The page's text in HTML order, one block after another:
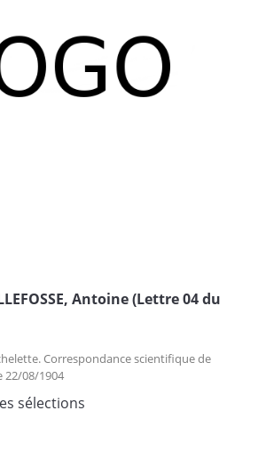
Antoine (Lettre 04 du
Correspondance scientifique de
22/08/1904
sélections